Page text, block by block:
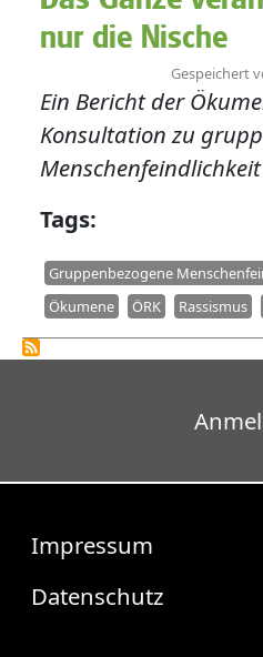
nur die Nische
Gespeichert
Ein Bericht der
Konsultation zu
Tags
Gruppenbezogene
Ökumene
ÖRK Rassismus
Fußzeile
Impressum
Datenschutz